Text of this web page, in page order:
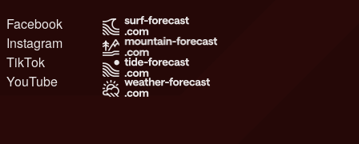
Facebook
Instagram
TikTok
YouTube